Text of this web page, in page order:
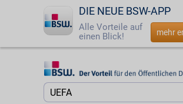
DIE NEUE BSW-APP
Alle Vorteile auf
einen Blick!
mehr
StartseiteStartseite